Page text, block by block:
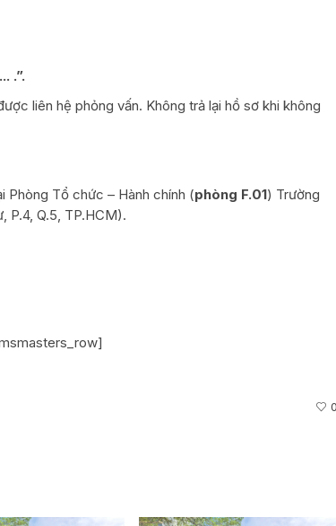
.”.
liên hệ phỏng vấn. Không trả lại hồ sơ khi không
Tổ chức – Hành chính (phòng F.01) Trường
P.4, Q.5, TP.HCM).
0